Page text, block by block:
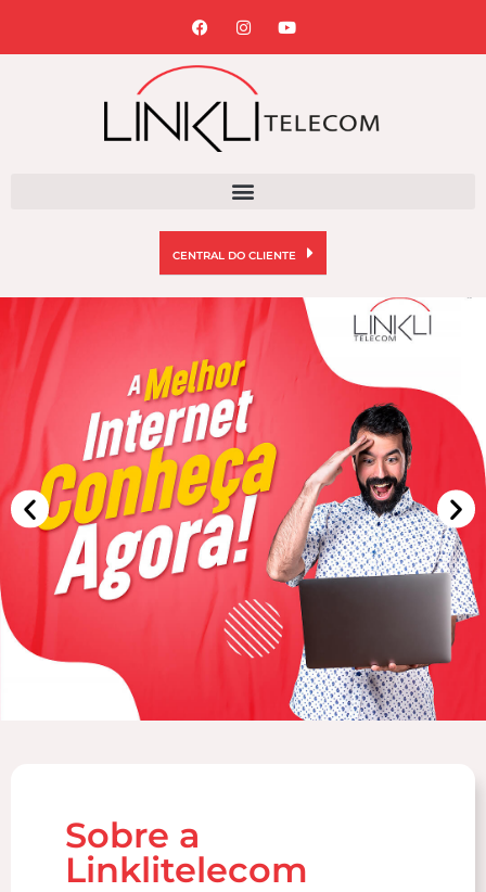
CENTRAL DO CLIENTE
Sobre a
Linklitelecom